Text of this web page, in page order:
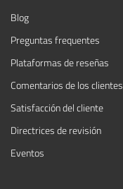
Blog
Preguntas frequentes
Plataformas de reseñas
Comentarios de los clientes
Satisfacción del cliente
Directrices de revisión
Eventos